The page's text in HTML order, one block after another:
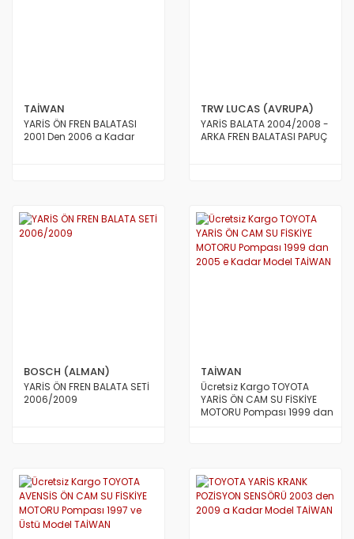
TAİWAN
YARİS ÖN FREN BALATASI
2001 Den 2006 a Kadar
TRW LUCAS (AVRUPA)
YARİS BALATA 2004/2008 -
ARKA FREN BALATASI PAPUÇ
BOSCH (ALMAN)
YARİS ÖN FREN BALATA SETİ
2006/2009
TAİWAN
Ücretsiz Kargo TOYOTA
YARİS ÖN CAM SU FİSKİYE
MOTORU Pompası 1999 dan